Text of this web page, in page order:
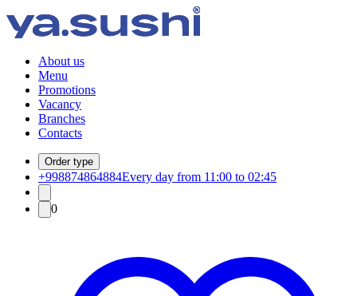
About us
Menu
Promotions
Vacancy
Branches
Contacts
Order type
+998874864884Every day from 11:00 to 02:45
0